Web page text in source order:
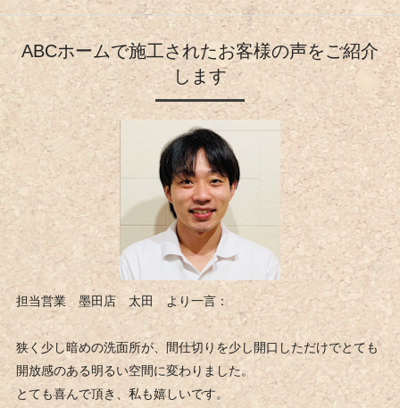
ABCホームで施工されたお客様の声をご紹介
します
担当営業 墨田店 太田 より一言：
狭く少し暗めの洗面所が、間仕切りを少し開口しただけでとても
開放感のある明るい空間に変わりました。
とても喜んで頂き、私も嬉しいです。